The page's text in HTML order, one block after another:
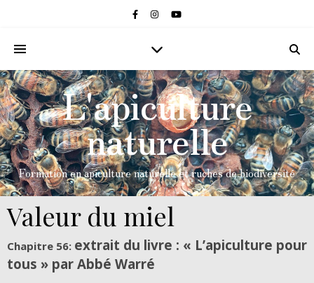
L'apiculture
naturelle
Formation en apiculture naturelle et ruches de biodiversité
Valeur du miel
Chapitre 56: extrait du livre : « L’apiculture pour
tous » par Abbé Warré